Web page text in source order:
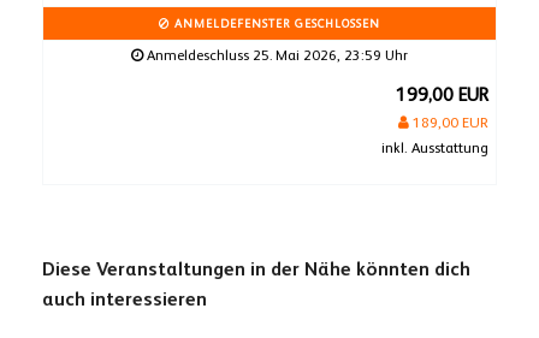
ANMELDEFENSTER GESCHLOSSEN
Anmeldeschluss 25. Mai 2026, 23:59 Uhr
199,00 EUR
189,00 EUR
inkl. Ausstattung
Diese Veranstaltungen in der Nähe könnten dich
auch interessieren